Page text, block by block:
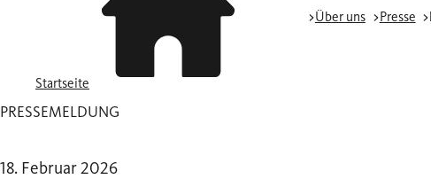
Startseite
Über uns Presse
PRESSEMELDUNG
18. Februar 2026